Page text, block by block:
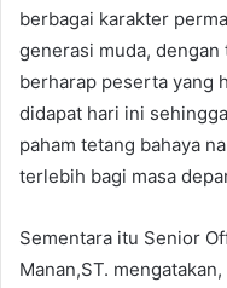
berbagai karakter
generasi muda,
berharap peserta yang
didapat hari ini
paham tetang bahaya
terlebih bagi masa
Sementara itu Senior
Manan,ST.